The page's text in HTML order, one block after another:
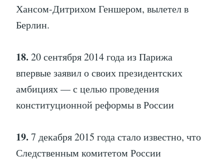
Хансом-Дитрихом Геншером, вылетел в
Берлин.
18. 20 сентября 2014 года из Парижа
впервые заявил о своих президентских
амбициях — с целью проведения
конституционной реформы в России
19. 7 декабря 2015 года стало известно, что
Следственным комитетом России